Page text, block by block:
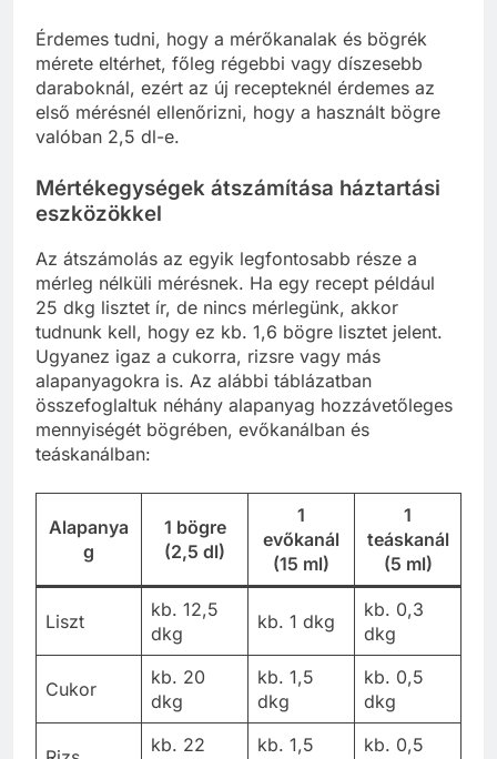
Érdemes tudni, hogy a mérőkanalak és bögrék
mérete eltérhet, főleg régebbi vagy díszesebb
daraboknál, ezért az új recepteknél érdemes az
első mérésnél ellenőrizni, hogy a használt bögre
valóban 2,5 dl-e.
Mértékegységek átszámítása háztartási
eszközökkel
Az átszámolás az egyik legfontosabb része a
mérleg nélküli mérésnek. Ha egy recept például
25 dkg lisztet ír, de nincs mérlegünk, akkor
tudnunk kell, hogy ez kb. 1,6 bögre lisztet jelent.
Ugyanez igaz a cukorra, rizsre vagy más
alapanyagokra is. Az alábbi táblázatban
összefoglaltuk néhány alapanyag hozzávetőleges
mennyiségét bögrében, evőkanálban és
teáskanálban:
Alapanya
g
1 bögre
(2,5 dl)
1
evőkanál
(15 ml)
1
teáskanál
(5 ml)
Liszt
kb. 12,5
dkg
kb. 1 dkg
kb. 0,3
dkg
Cukor
kb. 20
dkg
kb. 1,5
dkg
kb. 0,5
dkg
kb. 22
kb. 1,5
kb. 0,5